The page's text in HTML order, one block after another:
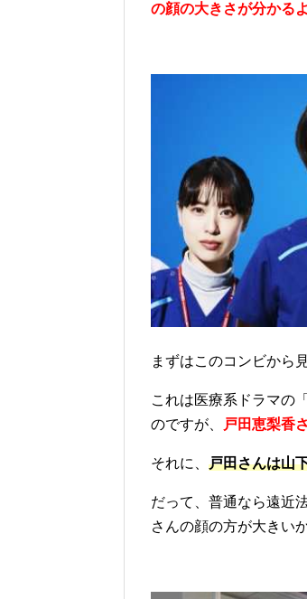
の顔の大きさが分かる
まずはこのコンビから
これは医療系ドラマの
のですが
戸田恵梨香
それに、 戸田さんは山
だって、普通なら遠近
さんの顔の方が大きい